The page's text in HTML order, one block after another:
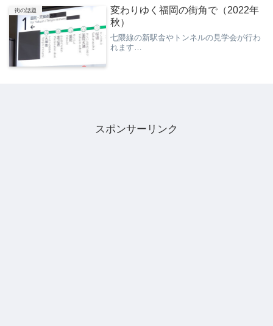
街の話題
変わりゆく福岡の街角で（2022年
秋）
七隈線の新駅舎やトンネルの見学会が行わ
れます…
スポンサーリンク